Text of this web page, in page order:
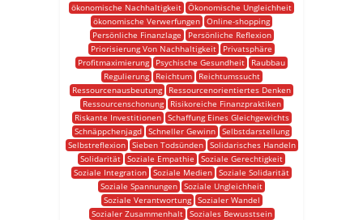
ökonomische Nachhaltigkeit Ökonomische Ungleichheit
ökonomische Verwerfungen Online-shopping
Persönliche Finanzlage
Persönliche Reflexion
Priorisierung Von Nachhaltigkeit
Privatsphäre
Profitmaximierung
Psychische Gesundheit
Raubbau
Regulierung
Reichtum
Reichtumssucht
Ressourcenausbeutung
Ressourcenorientiertes Denken
Ressourcenschonung
Risikoreiche Finanzpraktiken
Riskante Investitionen
Schaffung Eines Gleichgewichts
Schnäppchenjagd
Schneller Gewinn
Selbstdarstellung
Selbstreflexion
Sieben Todsünden
Solidarisches Handeln
Solidarität Soziale Empathie
Soziale Gerechtigkeit
Soziale Integration Soziale Medien Soziale Solidarität
Soziale Spannungen Soziale Ungleichheit
Soziale Verantwortung
Sozialer Wandel
Sozialer Zusammenhalt
Soziales Bewusstsein